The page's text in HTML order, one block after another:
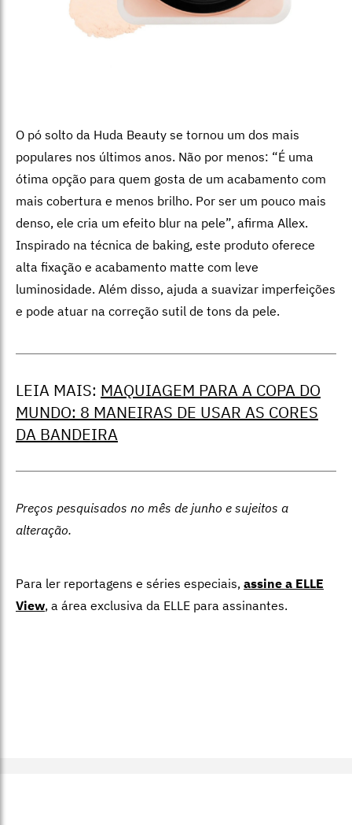
O pó solto da Huda Beauty se tornou um dos mais
populares nos últimos anos. Não por menos: “É uma
ótima opção para quem gosta de um acabamento com
mais cobertura e menos brilho. Por ser um pouco mais
denso, ele cria um efeito blur na pele”, afirma Allex.
Inspirado na técnica de baking, este produto oferece
alta fixação e acabamento matte com leve
luminosidade. Além disso, ajuda a suavizar imperfeições
e pode atuar na correção sutil de tons da pele.
LEIA MAIS: MAQUIAGEM PARA A COPA DO
MUNDO: 8 MANEIRAS DE USAR AS CORES
DA BANDEIRA
Preços pesquisados no mês de junho e sujeitos a
alteração.
Para ler reportagens e séries especiais, assine a ELLE
View, a área exclusiva da ELLE para assinantes.